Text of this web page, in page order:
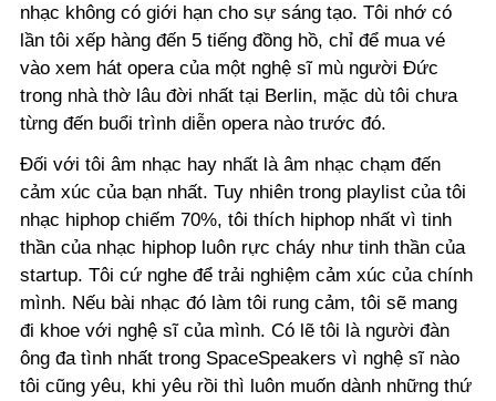
nhạc không có giới hạn cho sự sáng tạo. Tôi nhớ có
lần tôi xếp hàng đến 5 tiếng đồng hồ, chỉ để mua vé
vào xem hát opera của một nghệ sĩ mù người Đức
trong nhà thờ lâu đời nhất tại Berlin, mặc dù tôi chưa
từng đến buổi trình diễn opera nào trước đó.
Đối với tôi âm nhạc hay nhất là âm nhạc chạm đến
cảm xúc của bạn nhất. Tuy nhiên trong playlist của tôi
nhạc hiphop chiếm 70%, tôi thích hiphop nhất vì tinh
thần của nhạc hiphop luôn rực cháy như tinh thần của
startup. Tôi cứ nghe để trải nghiệm cảm xúc của chính
mình. Nếu bài nhạc đó làm tôi rung cảm, tôi sẽ mang
đi khoe với nghệ sĩ của mình. Có lẽ tôi là người đàn
ông đa tình nhất trong SpaceSpeakers vì nghệ sĩ nào
tôi cũng yêu, khi yêu rồi thì luôn muốn dành những thứ